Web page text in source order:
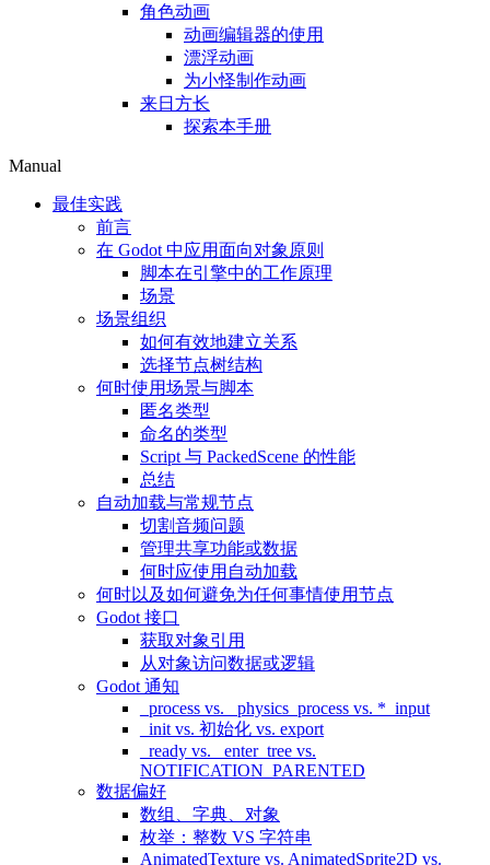
角色动画
动画编辑器的使用
漂浮动画
为小怪制作动画
来日方长
探索本手册
Manual
最佳实践
前言
在 Godot 中应用面向对象原则
脚本在引擎中的工作原理
场景
场景组织
如何有效地建立关系
选择节点树结构
何时使用场景与脚本
匿名类型
命名的类型
Script 与 PackedScene 的性能
总结
自动加载与常规节点
切割音频问题
管理共享功能或数据
何时应使用自动加载
何时以及如何避免为任何事情使用节点
Godot 接口
获取对象引用
从对象访问数据或逻辑
Godot 通知
_process vs. _physics_process vs. *_input
_init vs. 初始化 vs. export
_ready vs. _enter_tree vs.
NOTIFICATION_PARENTED
数据偏好
数组、字典、对象
枚举：整数 VS 字符串
AnimatedTexture vs. AnimatedSprite2D vs.